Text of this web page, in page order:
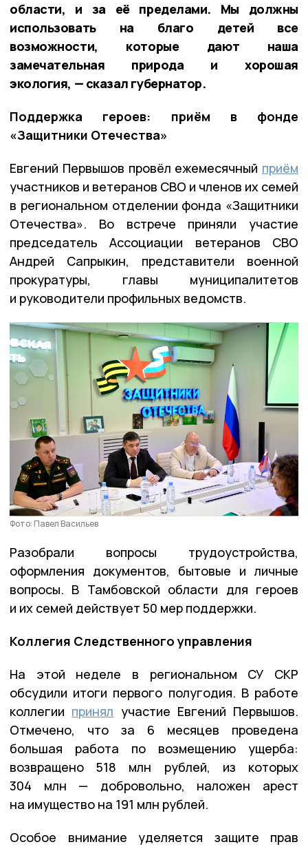
области, и за её пределами. Мы должны
использовать на благо детей все
возможности, которые дают наша
замечательная природа и хорошая
экология, — сказал губернатор.
Поддержка героев: приём в фонде
«Защитники Отечества»
Евгений Первышов провёл ежемесячный приём
участников и ветеранов СВО и членов их семей
в региональном отделении фонда «Защитники
Отечества». Во встрече приняли участие
председатель Ассоциации ветеранов СВО
Андрей Сапрыкин, представители военной
прокуратуры, главы муниципалитетов
и руководители профильных ведомств.
Фото: Павел Васильев
Разобрали вопросы трудоустройства,
оформления документов, бытовые и личные
вопросы. В Тамбовской области для героев
и их семей действует 50 мер поддержки.
Коллегия Следственного управления
На этой неделе в региональном СУ СКР
обсудили итоги первого полугодия. В работе
коллегии принял участие Евгений Первышов.
Отмечено, что за 6 месяцев проведена
большая работа по возмещению ущерба:
возвращено 518 млн рублей, из которых
304 млн — добровольно, наложен арест
на имущество на 191 млн рублей.
Особое внимание уделяется защите прав